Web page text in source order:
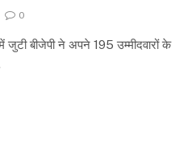
0
जुटी बीजेपी ने अपने 195 उम्मीदवारों के